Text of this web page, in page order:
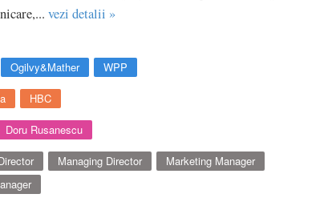
vezi detalii »
Ogilvy&Mather WPP
HBC
Doru Rusanescu
Managing Director
Marketing Manager